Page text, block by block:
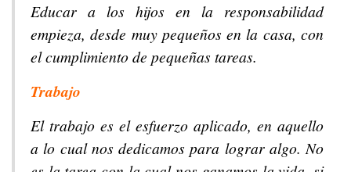
Educar a los hijos en la responsabilidad
empieza, desde muy pequeños en la casa, con
el cumplimiento de pequeñas tareas.
Trabajo
El trabajo es el esfuerzo aplicado, en aquello
a lo cual nos dedicamos para lograr algo. No